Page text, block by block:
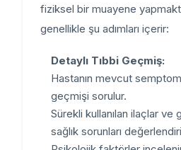
fiziksel bir muayene
genellikle şu adımları içerir:
Detaylı Tıbbi Geçmiş:
Hastanın mevcut
geçmişi sorulur.
Sürekli kullanılan ilaçlar ve
sağlık sorunları